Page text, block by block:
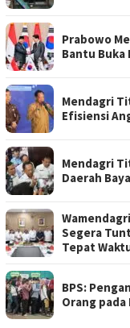
Prabowo
Bantu Buka
Mendagri
Efisiensi
Mendagri
Daerah
Segera
Tepat
BPS:
Orang pada